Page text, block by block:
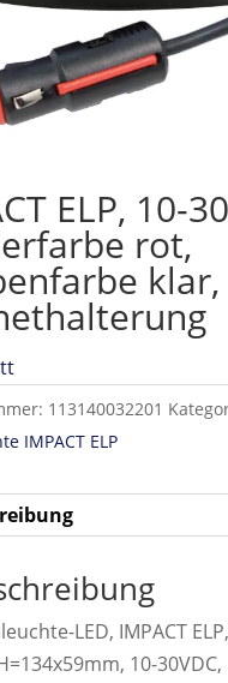
ELP, 10-
rot,
klar,
113140032201
IMPACT ELP
LED, IMPACT ELP,
10-30VDC,